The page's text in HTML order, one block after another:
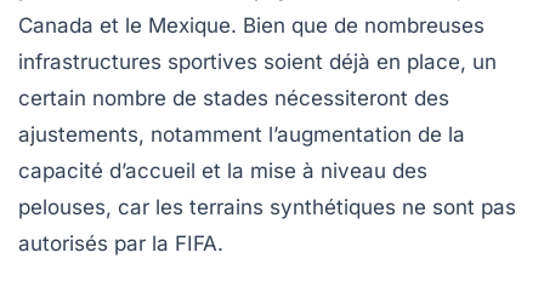
Canada et le Mexique. Bien que de nombreuses
infrastructures sportives soient déjà en place, un
certain nombre de stades nécessiteront des
ajustements, notamment l’augmentation de la
capacité d’accueil et la mise à niveau des
pelouses, car les terrains synthétiques ne sont pas
autorisés par la FIFA.